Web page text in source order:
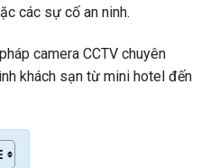
các sự cố an ninh.
camera CCTV chuyên
khách sạn từ mini hotel đến